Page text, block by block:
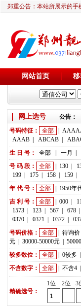
郑重公告：本站所展示的手
网站首页
网上选号 公告：
靓号推荐：
号码特征： 全部
AAAB
ABCAB
生 日 号：
全部 一月
号 码 段：
全部 130
199
175 158 159
年 代 号：
全部 1950年
吉 利 号：
全部 000
1573
123 567 678
0370
0371 0372
号码价格：
全部 待询价
元
30000-50000元
较多数位：
全部 0较多
不含数字：
全部 不含4
精确选号：
1位 2位 3